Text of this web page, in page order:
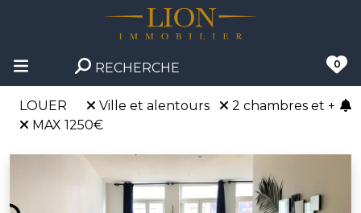
RECHERCHE 0
LOUER Ville et alentours
2 chambres et +
MAX 1250€